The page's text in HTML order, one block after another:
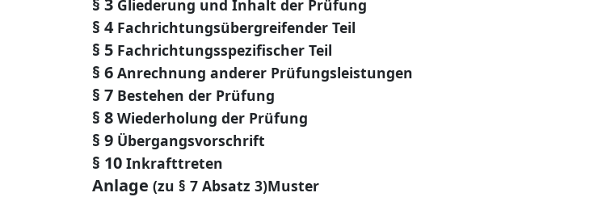
§ 3 Gliederung und Inhalt der Prüfung
§ 4 Fachrichtungsübergreifender Teil
§ 5 Fachrichtungsspezifischer Teil
§ 6 Anrechnung anderer Prüfungsleistungen
§ 7 Bestehen der Prüfung
§ 8 Wiederholung der Prüfung
§ 9 Übergangsvorschrift
§ 10 Inkrafttreten
Anlage (zu § 7 Absatz 3)Muster